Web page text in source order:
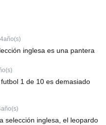
inglesa es una pantera
1 de 10 es demasiado
selección inglesa, el leopardo